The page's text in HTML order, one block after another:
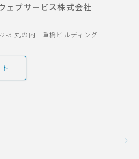
ェブサービス株式会社
3 丸の内二重橋ビルディング